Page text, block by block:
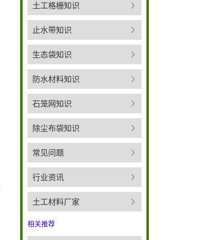
土工格栅知识
止水带知识
生态袋知识
防水材料知识
石笼网知识
除尘布袋知识
常见问题
行业资讯
土工材料厂家
相关推荐